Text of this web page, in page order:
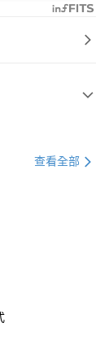
查看全部